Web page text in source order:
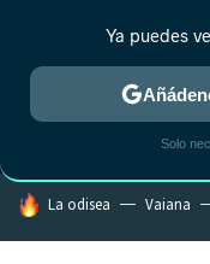
MENÚ
ESTRENOS
HOY SE HABLA DE
La odisea Vaiana
Ya puedes
Solo